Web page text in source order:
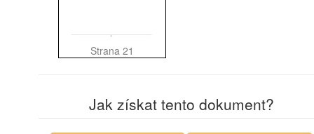
Strana 21
Jak získat tento dokument?